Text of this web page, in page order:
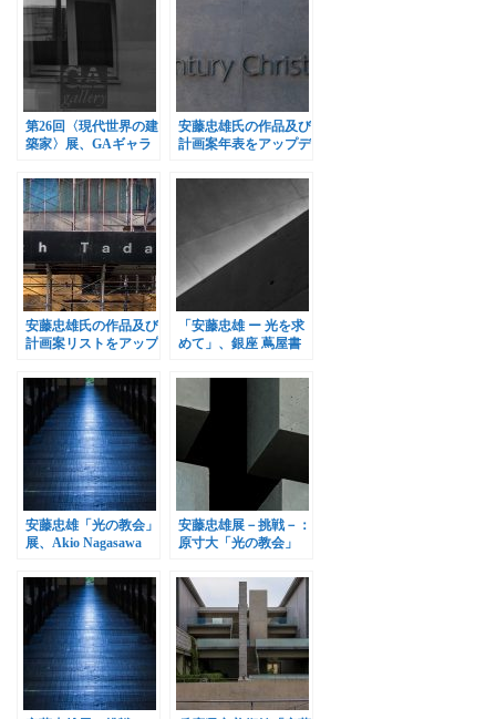
第26回〈現代世界の建
築家〉展、GAギャラ
安藤忠雄氏の作品及び
計画案年表をアップデ
安藤忠雄氏の作品及び
計画案リストをアップ
「安藤忠雄 ー 光を求
めて」、銀座 蔦屋書
開催
安藤忠雄「光の教会」
展、Akio Nagasawa
安藤忠雄展－挑戦－：
原寸大「光の教会」